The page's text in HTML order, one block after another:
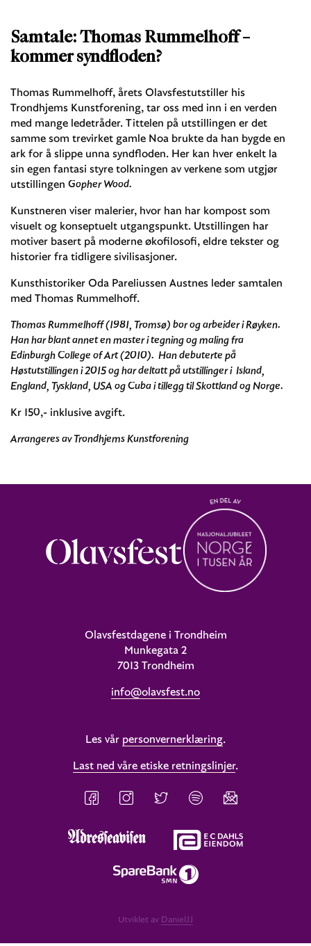
Samtale: Thomas Rummelhoff –
kommer syndfloden?
Thomas Rummelhoff, årets Olavsfestutstiller his
Trondhjems Kunstforening, tar oss med inn i en verden
med mange ledetråder. Tittelen på utstillingen er det
samme som trevirket gamle Noa brukte da han bygde en
ark for å slippe unna syndfloden. Her kan hver enkelt la
sin egen fantasi styre tolkningen av verkene som utgjør
utstillingen Gopher Wood.
Kunstneren viser malerier, hvor han har kompost som
visuelt og konseptuelt utgangspunkt. Utstillingen har
motiver basert på moderne økofilosofi, eldre tekster og
historier fra tidligere sivilisasjoner.
Kunsthistoriker Oda Pareliussen Austnes leder samtalen
med Thomas Rummelhoff.
Thomas Rummelhoff (1981, Tromsø) bor og arbeider i Røyken.
Han har blant annet en master i tegning og maling fra
Edinburgh College of Art (2010). Han debuterte på
Høstutstillingen i 2015 og har deltatt på utstillinger i Island,
England, Tyskland, USA og Cuba i tillegg til Skottland og Norge.
Kr 150,- inklusive avgift.
Arrangeres av Trondhjems Kunstforening
Olavsfestdagene i Trondheim
Munkegata 2
7013 Trondheim
info@olavsfest.no
Les vår personvernerklæring.
Last ned våre etiske retningslinjer.
Utviklet av DanielJJ